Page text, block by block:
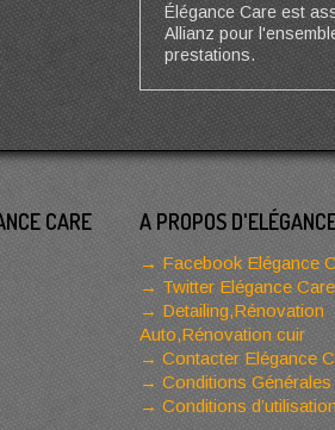
Élégance Care est
Allianz pour
prestations.
CARE A PROPOS
Facebook Elégance
Twitter Elégance Care
Detailing,Rénovation
Auto,Rénovation cuir
Contacter Elégance
Conditions Générales
Conditions